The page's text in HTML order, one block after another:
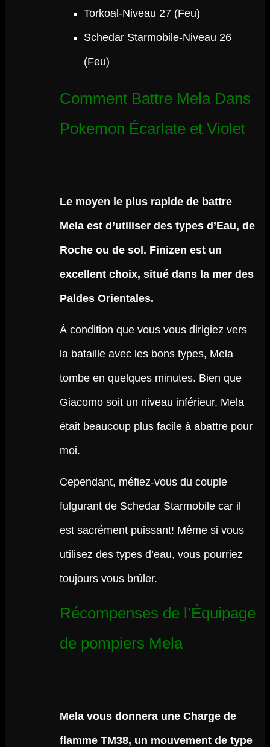
Torkoal-Niveau 27 (Feu)
Schedar Starmobile-Niveau 26
(Feu)
Comment Battre Mela Dans
Pokemon Écarlate et Violet
Le moyen le plus rapide de battre
Mela est d’utiliser des types d’Eau, de
Roche ou de sol. Finizen est un
excellent choix, situé dans la mer des
Paldes Orientales.
À condition que vous vous dirigiez vers
la bataille avec les bons types, Mela
tombe en quelques minutes. Bien que
Giacomo soit un niveau inférieur, Mela
était beaucoup plus facile à abattre pour
moi.
Cependant, méfiez-vous du couple
fulgurant de Schedar Starmobile car il
est sacrément puissant! Même si vous
utilisez des types d’eau, vous pourriez
toujours vous brûler.
Récompenses de l’Équipage
de pompiers Mela
Mela vous donnera une Charge de
flamme TM38, un mouvement de type